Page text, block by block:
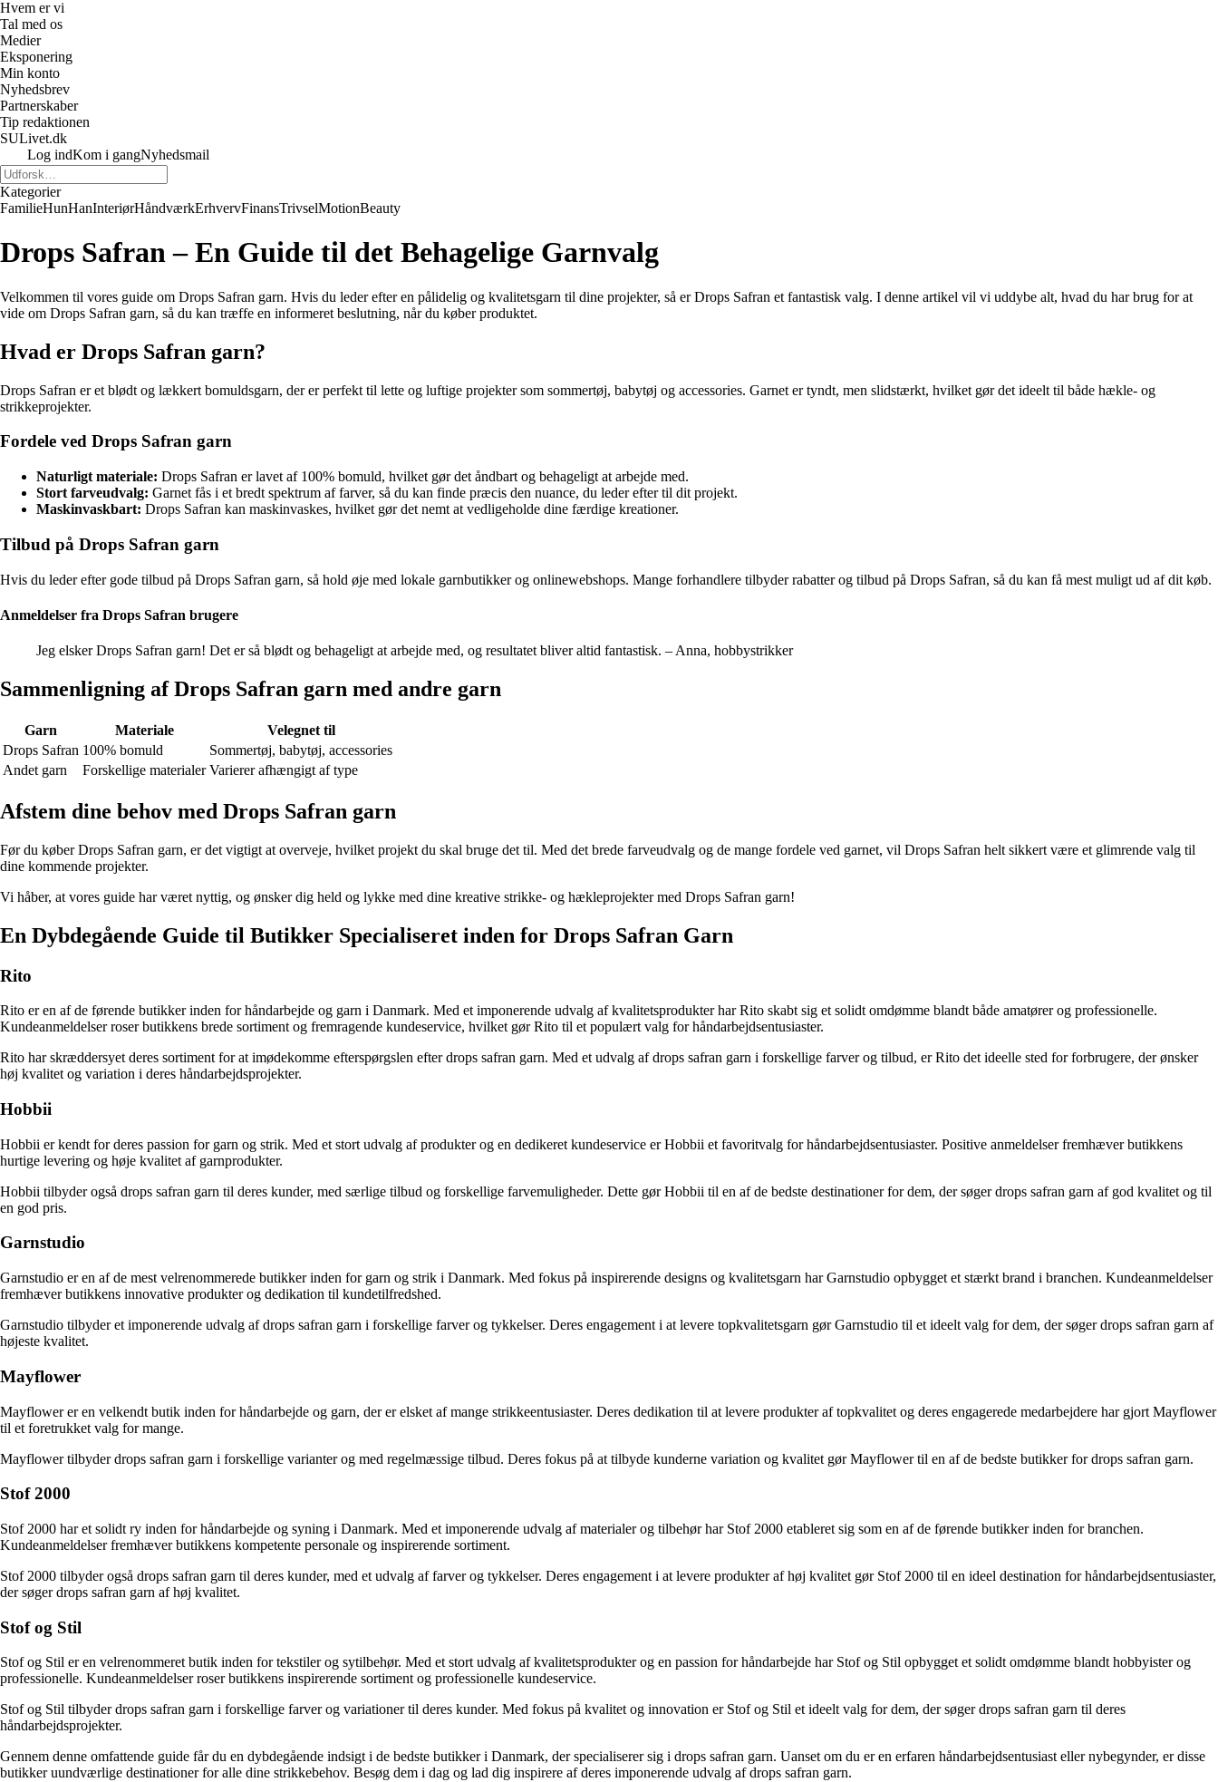
Hvem er vi
Tal med os
Medier
Eksponering
Min konto
Nyhedsbrev
Partnerskaber
Tip redaktionen
SULivet.dk
Log indKom i gangNyhedsmail
Kategorier
FamilieHunHanInteriørHåndværkErhvervFinansTrivselMotionBeauty
Drops Safran – En Guide til det Behagelige Garnvalg
Velkommen til vores guide om Drops Safran garn. Hvis du leder efter en pålidelig og kvalitetsgarn til dine projekter, så er Drops Safran et fantastisk valg. I denne artikel vil vi uddybe alt, hvad du har brug for at
vide om Drops Safran garn, så du kan træffe en informeret beslutning, når du køber produktet.
Hvad er Drops Safran garn?
Drops Safran er et blødt og lækkert bomuldsgarn, der er perfekt til lette og luftige projekter som sommertøj, babytøj og accessories. Garnet er tyndt, men slidstærkt, hvilket gør det ideelt til både hækle- og
strikkeprojekter.
Fordele ved Drops Safran garn
Naturligt materiale: Drops Safran er lavet af 100% bomuld, hvilket gør det åndbart og behageligt at arbejde med.
Stort farveudvalg: Garnet fås i et bredt spektrum af farver, så du kan finde præcis den nuance, du leder efter til dit projekt.
Maskinvaskbart: Drops Safran kan maskinvaskes, hvilket gør det nemt at vedligeholde dine færdige kreationer.
Tilbud på Drops Safran garn
Hvis du leder efter gode tilbud på Drops Safran garn, så hold øje med lokale garnbutikker og onlinewebshops. Mange forhandlere tilbyder rabatter og tilbud på Drops Safran, så du kan få mest muligt ud af dit køb.
Anmeldelser fra Drops Safran brugere
Jeg elsker Drops Safran garn! Det er så blødt og behageligt at arbejde med, og resultatet bliver altid fantastisk. – Anna, hobbystrikker
Sammenligning af Drops Safran garn med andre garn
Garn Materiale
Velegnet til
Drops Safran 100% bomuld
Sommertøj, babytøj, accessories
Andet garn
Forskellige materialer Varierer afhængigt af type
Afstem dine behov med Drops Safran garn
Før du køber Drops Safran garn, er det vigtigt at overveje, hvilket projekt du skal bruge det til. Med det brede farveudvalg og de mange fordele ved garnet, vil Drops Safran helt sikkert være et glimrende valg til
dine kommende projekter.
Vi håber, at vores guide har været nyttig, og ønsker dig held og lykke med dine kreative strikke- og hækleprojekter med Drops Safran garn!
En Dybdegående Guide til Butikker Specialiseret inden for Drops Safran Garn
Rito
Rito er en af de førende butikker inden for håndarbejde og garn i Danmark. Med et imponerende udvalg af kvalitetsprodukter har Rito skabt sig et solidt omdømme blandt både amatører og professionelle.
Kundeanmeldelser roser butikkens brede sortiment og fremragende kundeservice, hvilket gør Rito til et populært valg for håndarbejdsentusiaster.
Rito har skræddersyet deres sortiment for at imødekomme efterspørgslen efter drops safran garn. Med et udvalg af drops safran garn i forskellige farver og tilbud, er Rito det ideelle sted for forbrugere, der ønsker
høj kvalitet og variation i deres håndarbejdsprojekter.
Hobbii
Hobbii er kendt for deres passion for garn og strik. Med et stort udvalg af produkter og en dedikeret kundeservice er Hobbii et favoritvalg for håndarbejdsentusiaster. Positive anmeldelser fremhæver butikkens
hurtige levering og høje kvalitet af garnprodukter.
Hobbii tilbyder også drops safran garn til deres kunder, med særlige tilbud og forskellige farvemuligheder. Dette gør Hobbii til en af de bedste destinationer for dem, der søger drops safran garn af god kvalitet og til
en god pris.
Garnstudio
Garnstudio er en af de mest velrenommerede butikker inden for garn og strik i Danmark. Med fokus på inspirerende designs og kvalitetsgarn har Garnstudio opbygget et stærkt brand i branchen. Kundeanmeldelser
fremhæver butikkens innovative produkter og dedikation til kundetilfredshed.
Garnstudio tilbyder et imponerende udvalg af drops safran garn i forskellige farver og tykkelser. Deres engagement i at levere topkvalitetsgarn gør Garnstudio til et ideelt valg for dem, der søger drops safran garn af
højeste kvalitet.
Mayflower
Mayflower er en velkendt butik inden for håndarbejde og garn, der er elsket af mange strikkeentusiaster. Deres dedikation til at levere produkter af topkvalitet og deres engagerede medarbejdere har gjort Mayflower
til et foretrukket valg for mange.
Mayflower tilbyder drops safran garn i forskellige varianter og med regelmæssige tilbud. Deres fokus på at tilbyde kunderne variation og kvalitet gør Mayflower til en af de bedste butikker for drops safran garn.
Stof 2000
Stof 2000 har et solidt ry inden for håndarbejde og syning i Danmark. Med et imponerende udvalg af materialer og tilbehør har Stof 2000 etableret sig som en af de førende butikker inden for branchen.
Kundeanmeldelser fremhæver butikkens kompetente personale og inspirerende sortiment.
Stof 2000 tilbyder også drops safran garn til deres kunder, med et udvalg af farver og tykkelser. Deres engagement i at levere produkter af høj kvalitet gør Stof 2000 til en ideel destination for håndarbejdsentusiaster,
der søger drops safran garn af høj kvalitet.
Stof og Stil
Stof og Stil er en velrenommeret butik inden for tekstiler og sytilbehør. Med et stort udvalg af kvalitetsprodukter og en passion for håndarbejde har Stof og Stil opbygget et solidt omdømme blandt hobbyister og
professionelle. Kundeanmeldelser roser butikkens inspirerende sortiment og professionelle kundeservice.
Stof og Stil tilbyder drops safran garn i forskellige farver og variationer til deres kunder. Med fokus på kvalitet og innovation er Stof og Stil et ideelt valg for dem, der søger drops safran garn til deres
håndarbejdsprojekter.
Gennem denne omfattende guide får du en dybdegående indsigt i de bedste butikker i Danmark, der specialiserer sig i drops safran garn. Uanset om du er en erfaren håndarbejdsentusiast eller nybegynder, er disse
butikker uundværlige destinationer for alle dine strikkebehov. Besøg dem i dag og lad dig inspirere af deres imponerende udvalg af drops safran garn.